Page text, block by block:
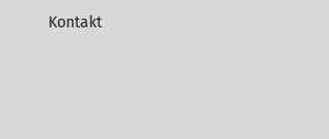
Kontakt